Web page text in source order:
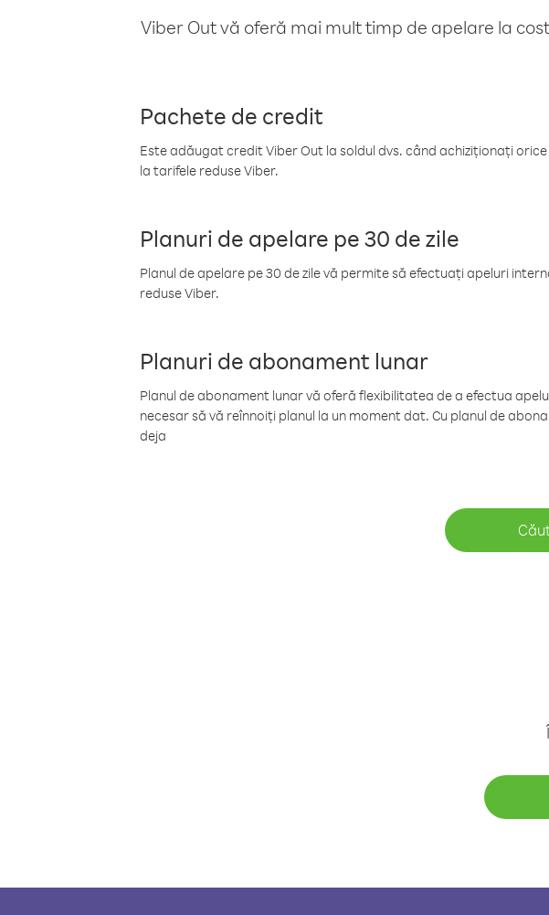
Viber Out vă oferă mai mult timp de apelare la
Pachete de credit
Este adăugat credit Viber Out la soldul dvs. când achiziționați
la tarifele reduse Viber.
Planuri de apelare pe 30 de zile
Planul de apelare pe 30 de zile vă permite să efectuați apeluri
reduse Viber.
Planuri de abonament lunar
Planul de abonament lunar vă oferă flexibilitatea de a efectua
necesar să vă reînnoiți planul la un moment dat. Cu planul de
deja